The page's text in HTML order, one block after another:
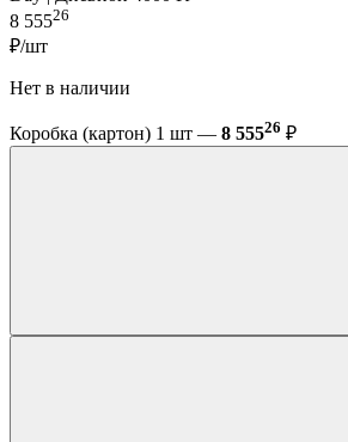
8 55526
₽/шт
Нет в наличии
Коробка (картон) 1 шт — 8 55526 ₽